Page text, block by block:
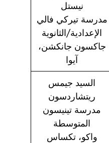
نيستل
مدرسة تيركي فالي
الإعدادية/الثانوية
جاكسون جانكشن،
آيوا
السيد جيمس
ريتشاردسون
مدرسة تينيسون
المتوسطة
واكو، تكساس